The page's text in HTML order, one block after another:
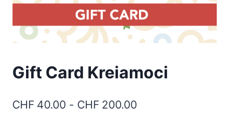
Gift Card Kreiamoci
CHF 40.00 - CHF 200.00